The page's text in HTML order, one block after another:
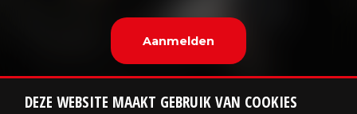
DEZE WEBSITE MAAKT GEBRUIK VAN COOKIES